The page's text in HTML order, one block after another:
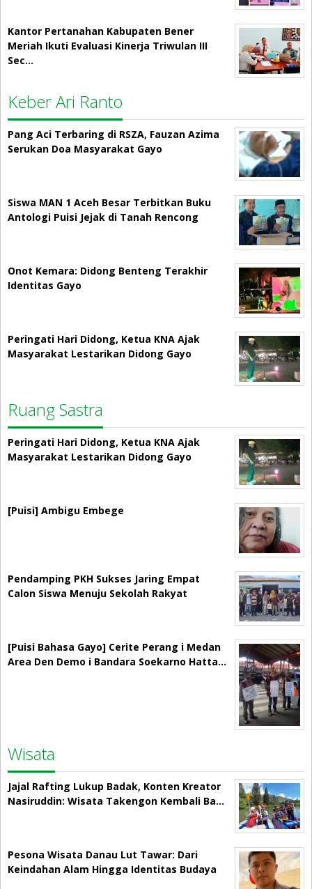
Kantor Pertanahan Kabupaten Bener
Meriah Ikuti Evaluasi Kinerja Triwulan III
Sec…
Keber Ari Ranto
Pang Aci Terbaring di RSZA, Fauzan Azima
Serukan Doa Masyarakat Gayo
Siswa MAN 1 Aceh Besar Terbitkan Buku
Antologi Puisi Jejak di Tanah Rencong
Onot Kemara: Didong Benteng Terakhir
Identitas Gayo
Peringati Hari Didong, Ketua KNA Ajak
Masyarakat Lestarikan Didong Gayo
Ruang Sastra
Peringati Hari Didong, Ketua KNA Ajak
Masyarakat Lestarikan Didong Gayo
[Puisi] Ambigu Embege
Pendamping PKH Sukses Jaring Empat
Calon Siswa Menuju Sekolah Rakyat
[Puisi Bahasa Gayo] Cerite Perang i Medan
Area Den Demo i Bandara Soekarno Hatta…
Wisata
Jajal Rafting Lukup Badak, Konten Kreator
Nasiruddin: Wisata Takengon Kembali Ba…
Pesona Wisata Danau Lut Tawar: Dari
Keindahan Alam Hingga Identitas Budaya